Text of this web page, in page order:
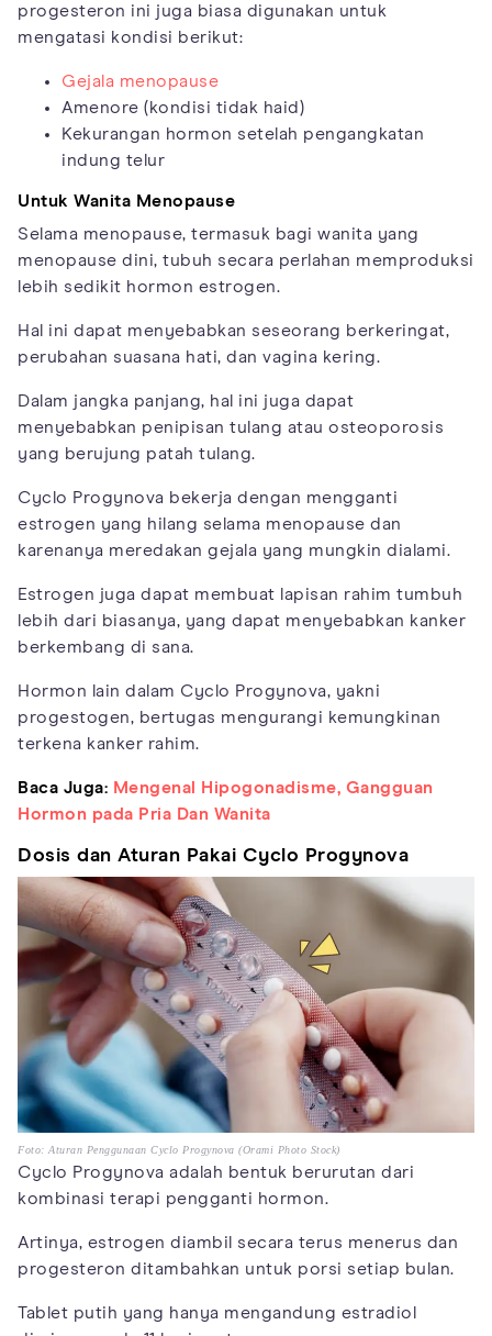
progesteron ini juga biasa digunakan untuk
mengatasi kondisi berikut:
Gejala menopause
Amenore (kondisi tidak haid)
Kekurangan hormon setelah pengangkatan
indung telur
Untuk Wanita Menopause
Selama menopause, termasuk bagi wanita yang
menopause dini, tubuh secara perlahan memproduksi
lebih sedikit hormon estrogen.
Hal ini dapat menyebabkan seseorang berkeringat,
perubahan suasana hati, dan vagina kering.
Dalam jangka panjang, hal ini juga dapat
menyebabkan penipisan tulang atau osteoporosis
yang berujung patah tulang.
Cyclo Progynova bekerja dengan mengganti
estrogen yang hilang selama menopause dan
karenanya meredakan gejala yang mungkin dialami.
Estrogen juga dapat membuat lapisan rahim tumbuh
lebih dari biasanya, yang dapat menyebabkan kanker
berkembang di sana.
Hormon lain dalam Cyclo Progynova, yakni
progestogen, bertugas mengurangi kemungkinan
terkena kanker rahim.
Baca Juga: Mengenal Hipogonadisme, Gangguan
Hormon pada Pria Dan Wanita
Dosis dan Aturan Pakai Cyclo Progynova
Foto: Aturan Penggunaan Cyclo Progynova (Orami Photo Stock)
Cyclo Progynova adalah bentuk berurutan dari
kombinasi terapi pengganti hormon.
Artinya, estrogen diambil secara terus menerus dan
progesteron ditambahkan untuk porsi setiap bulan.
Tablet putih yang hanya mengandung estradiol